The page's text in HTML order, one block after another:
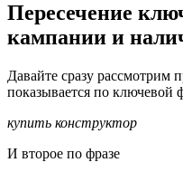
Пересечение
кампании и
Давайте сразу рассмотрим
показывается по ключевой
купить конструктор
И второе по фразе